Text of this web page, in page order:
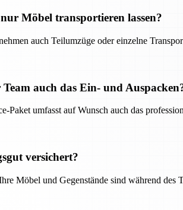
Möbel transportieren lassen?
auch Teilumzüge oder einzelne
auch das Ein- und
Paket umfasst auf Wunsch auch das
versichert?
Möbel und Gegenstände sind während des